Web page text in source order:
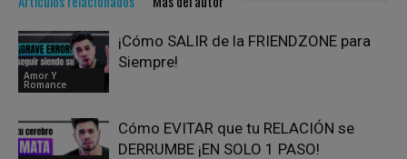
Amor Y
Romance
¡Cómo SALIR de la FRIENDZONE para
Siempre!
Cómo EVITAR que tu RELACIÓN se
DERRUMBE ¡EN SOLO 1 PASO!